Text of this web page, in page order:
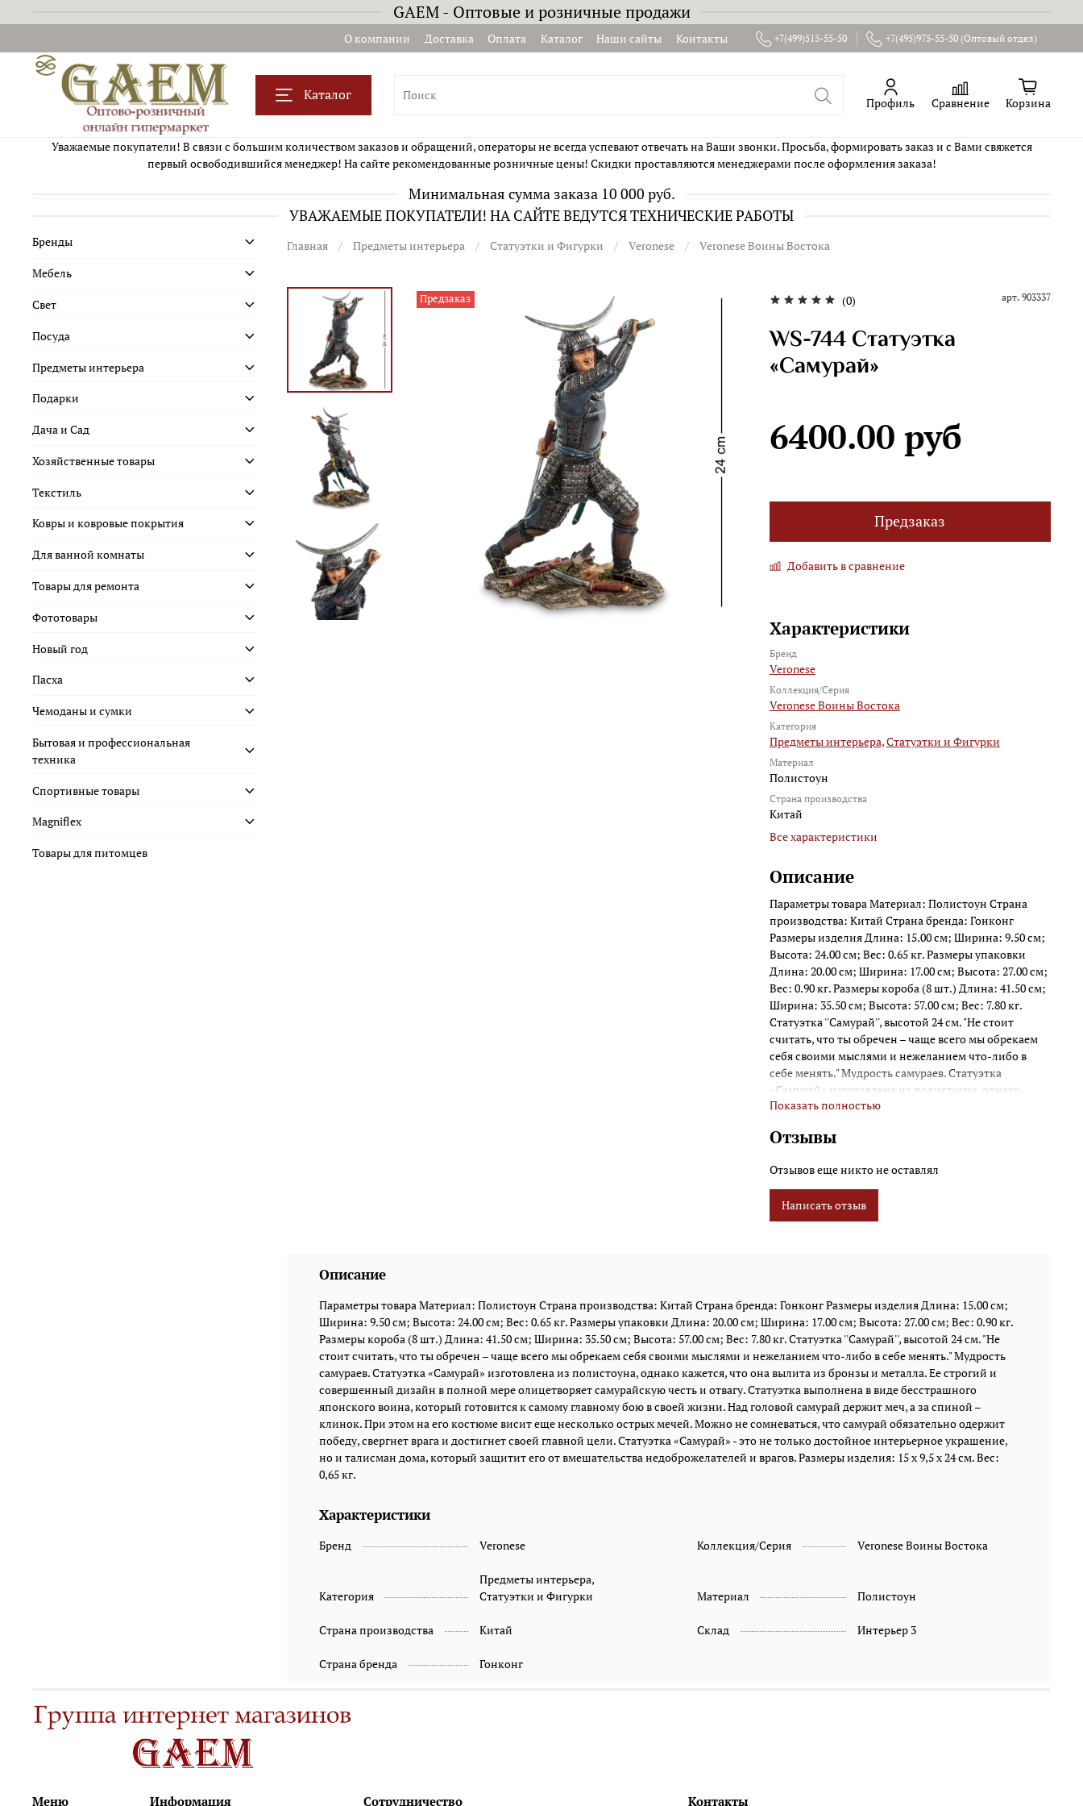
GAEM - Оптовые и розничные продажи
О компании Доставка Оплата Каталог Наши сайты Контакты +7(499)515-55-50 +7(495)975-55-50 (Оптовый отдел)
Каталог Профиль Сравнение Корзина
Уважаемые покупатели! В связи с большим количеством заказов и обращений, операторы не всегда успевают отвечать на Ваши звонки. Просьба, формировать заказ и с Вами свяжется
первый освободившийся менеджер! На сайте рекомендованные розничные цены! Скидки проставляются менеджерами после оформления заказа!
Минимальная сумма заказа 10 000 руб.
УВАЖАЕМЫЕ ПОКУПАТЕЛИ! НА САЙТЕ ВЕДУТСЯ ТЕХНИЧЕСКИЕ РАБОТЫ
Главная Предметы интерьера Статуэтки и Фигурки Veronese Veronese Воины Востока
Предзаказ (0) арт. 903337
WS-744 Статуэтка
«Самурай»
6400.00 руб
Предзаказ
Добавить в сравнение
Характеристики
Бренд
Veronese
Коллекция/Серия
Veronese Воины Востока
Категория
Предметы интерьера,Статуэтки и Фигурки
Материал
Полистоун
Страна производства
Китай
Все характеристики
Описание
Параметры товара Материал: Полистоун Страна
производства: Китай Страна бренда: Гонконг
Размеры изделия Длина: 15.00 см; Ширина: 9.50 см;
Высота: 24.00 см; Вес: 0.65 кг. Размеры упаковки
Длина: 20.00 см; Ширина: 17.00 см; Высота: 27.00 см;
Вес: 0.90 кг. Размеры короба (8 шт.) Длина: 41.50 см;
Ширина: 35.50 см; Высота: 57.00 см; Вес: 7.80 кг.
Статуэтка ''Самурай'', высотой 24 см. "Не стоит
считать, что ты обречен – чаще всего мы обрекаем
себя своими мыслями и нежеланием что-либо в
себе менять." Мудрость самураев. Статуэтка
«Самурай» изготовлена из полистоуна, однако
кажется, что она вылита из бронзы и металла. Ее
олицетворяет самурайскую честь и отвагу.
японского воина, который готовится к самому
главному бою в своей жизни. Над головой самурай
держит меч, а за спиной – клинок. При этом на его
костюме висит еще несколько острых мечей. Можно
дома, который защитит его от вмешательства
недоброжелателей и врагов. Размеры изделия: 15 x
9,5 x 24 см. Вес: 0,65 кг.
Показать полностью
Отзывы
Отзывов еще никто не оставлял
Написать отзыв
Описание
Параметры товара Материал: Полистоун Страна производства: Китай Страна бренда: Гонконг Размеры изделия Длина: 15.00 см;
Ширина: 9.50 см; Высота: 24.00 см; Вес: 0.65 кг. Размеры упаковки Длина: 20.00 см; Ширина: 17.00 см; Высота: 27.00 см; Вес: 0.90 кг.
Размеры короба (8 шт.) Длина: 41.50 см; Ширина: 35.50 см; Высота: 57.00 см; Вес: 7.80 кг. Статуэтка ''Самурай'', высотой 24 см. "Не
стоит считать, что ты обречен – чаще всего мы обрекаем себя своими мыслями и нежеланием что-либо в себе менять." Мудрость
самураев. Статуэтка «Самурай» изготовлена из полистоуна, однако кажется, что она вылита из бронзы и металла. Ее строгий и
совершенный дизайн в полной мере олицетворяет самурайскую честь и отвагу. Статуэтка выполнена в виде бесстрашного
японского воина, который готовится к самому главному бою в своей жизни. Над головой самурай держит меч, а за спиной –
клинок. При этом на его костюме висит еще несколько острых мечей. Можно не сомневаться, что самурай обязательно одержит
победу, свергнет врага и достигнет своей главной цели. Статуэтка «Самурай» - это не только достойное интерьерное украшение,
но и талисман дома, который защитит его от вмешательства недоброжелателей и врагов. Размеры изделия: 15 x 9,5 x 24 см. Вес:
0,65 кг.
Характеристики
Бренд Veronese Коллекция/Серия Veronese Воины Востока
Категория
Предметы интерьера,
Статуэтки и Фигурки
Материал Полистоун
Страна производства Китай Склад Интерьер 3
Страна бренда Гонконг
Бренды
Мебель
Свет
Посуда
Предметы интерьера
Подарки
Дача и Сад
Хозяйственные товары
Текстиль
Ковры и ковровые покрытия
Для ванной комнаты
Товары для ремонта
Фототовары
Новый год
Пасха
Чемоданы и сумки
Бытовая и профессиональная
техника
Спортивные товары
Magniflex
Товары для питомцев
Меню Информация Сотрудничество Контакты